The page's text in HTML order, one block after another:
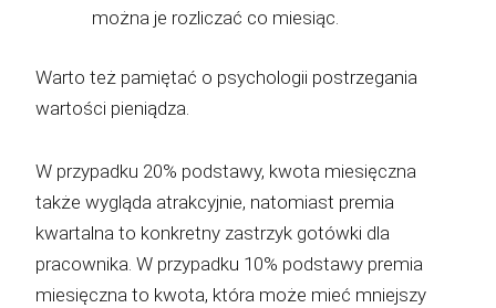
można je rozliczać co miesiąc.
Warto też pamiętać o psychologii postrzegania
wartości pieniądza.
W przypadku 20% podstawy, kwota miesięczna
także wygląda atrakcyjnie, natomiast premia
kwartalna to konkretny zastrzyk gotówki dla
pracownika. W przypadku 10% podstawy premia
miesięczna to kwota, która może mieć mniejszy